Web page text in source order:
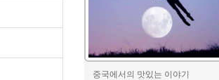
중국에서의 맛있는 이야기